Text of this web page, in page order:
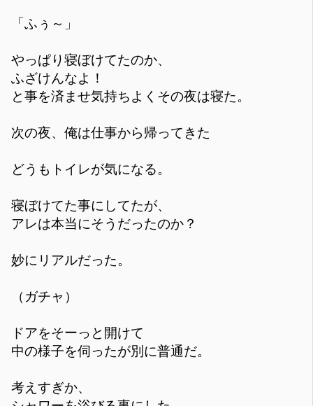
「ふぅ～」
やっぱり寝ぼけてたのか、
ふざけんなよ！
と事を済ませ気持ちよくその夜は寝た。
次の夜、俺は仕事から帰ってきた
どうもトイレが気になる。
寝ぼけてた事にしてたが、
アレは本当にそうだったのか？
妙にリアルだった。
（ガチャ）
ドアをそーっと開けて
中の様子を伺ったが別に普通だ。
考えすぎか、